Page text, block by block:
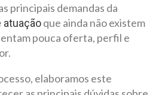
principais demandas da
atuaçãoque ainda não existem
pouca oferta, perfil e
elaboramos este